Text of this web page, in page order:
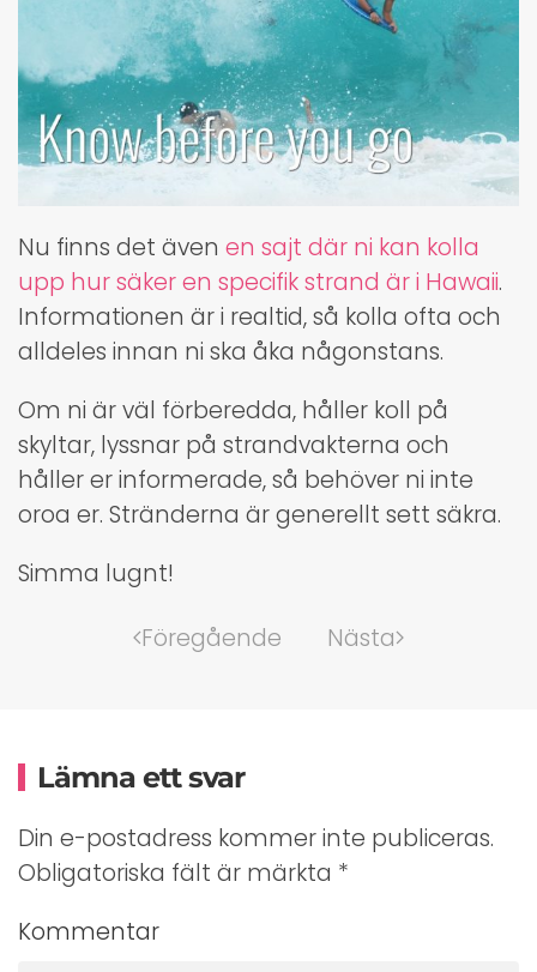
Nu finns det även en sajt där ni kan kolla
upp hur säker en specifik strand är i Hawaii.
Informationen är i realtid, så kolla ofta och
alldeles innan ni ska åka någonstans.
Om ni är väl förberedda, håller koll på
skyltar, lyssnar på strandvakterna och
håller er informerade, så behöver ni inte
oroa er. Stränderna är generellt sett säkra.
Simma lugnt!
Föregående
Nästa
Lämna ett svar
Din e-postadress kommer inte publiceras.
Obligatoriska fält är märkta *
Kommentar